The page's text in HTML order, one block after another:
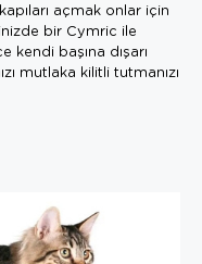
açmak onlar için
bir Cymric ile
kendi başına dışarı
mutlaka kilitli tutmanızı